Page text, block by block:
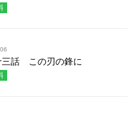
三話 この刃の鋒に